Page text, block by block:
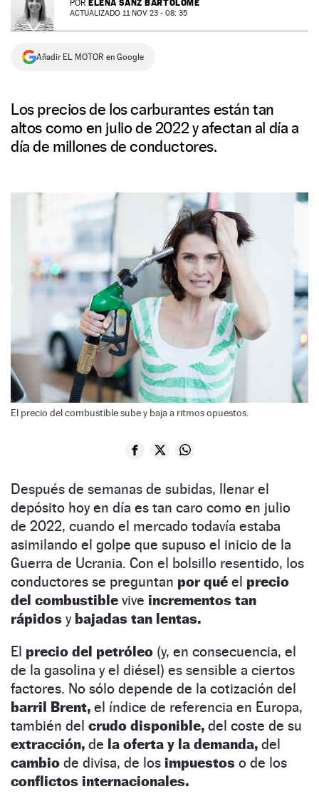
NEWSLETTER
SÍGUENOS
POR ELENA SANZ BARTOLOMÉ
ACTUALIZADO 11 NOV 23 - 08: 35
Añadir EL MOTOR en Google
Los precios de los carburantes están tan
altos como en julio de 2022 y afectan al día a
día de millones de conductores.
El precio del combustible sube y baja a ritmos opuestos.
Después de semanas de subidas, llenar el
depósito hoy en día es tan caro como en julio
de 2022, cuando el mercado todavía estaba
asimilando el golpe que supuso el inicio de la
Guerra de Ucrania. Con el bolsillo resentido, los
conductores se preguntan por qué el precio
del combustible vive incrementos tan
rápidos y bajadas tan lentas.
El precio del petróleo (y, en consecuencia, el
de la gasolina y el diésel) es sensible a ciertos
factores. No sólo depende de la cotización del
barril Brent, el índice de referencia en Europa,
también del crudo disponible, del coste de su
extracción, de la oferta y la demanda, del
cambio de divisa, de los impuestos o de los
conflictos internacionales.